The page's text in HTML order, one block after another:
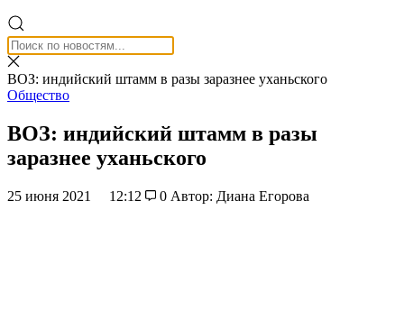
ВОЗ: индийский штамм в разы заразнее уханьского
Общество
ВОЗ: индийский штамм в разы
заразнее уханьского
25 июня 2021 12:12 0 Автор: Диана Егорова